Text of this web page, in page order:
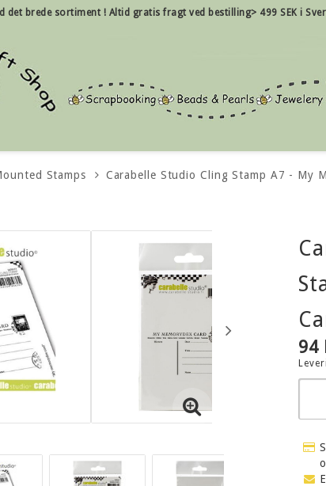
det brede sortiment ! Altid gratis fragt ved bestilling> 499 SEK i
Stamps Carabelle Studio Cling Stamp A7 - My
94